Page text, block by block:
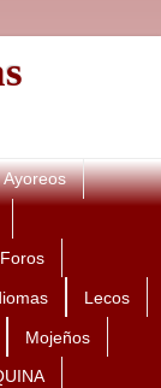
Ayoreos
Foros
Lecos
Mojeños